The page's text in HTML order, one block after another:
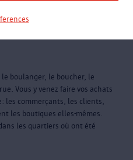
le boulanger, le boucher, le
Vous y venez faire vos achats
les commerçants, les clients,
les boutiques elles-mêmes.
les quartiers où ont été